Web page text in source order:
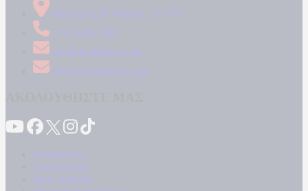
Δήμητρος 31 Ταύρος, 177 78
210 34 89 000
info@kontranews.gr
news@kontranews.gr
Καταγγελίες
Επικοινωνία
Όροι Χρήσης